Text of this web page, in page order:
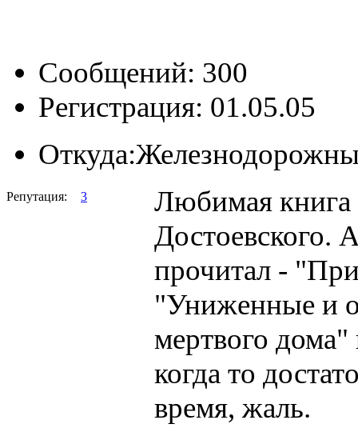
Сообщений: 300
Регистрация: 01.05.05
Откуда:
Репутация: 3
Любимая книга
Достоевского.
прочитал -
"Униженные и
мертвого
когда то
время, жаль.